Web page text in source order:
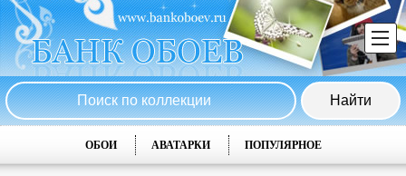
ОБОИ АВАТАРКИ ПОПУЛЯРНОЕ